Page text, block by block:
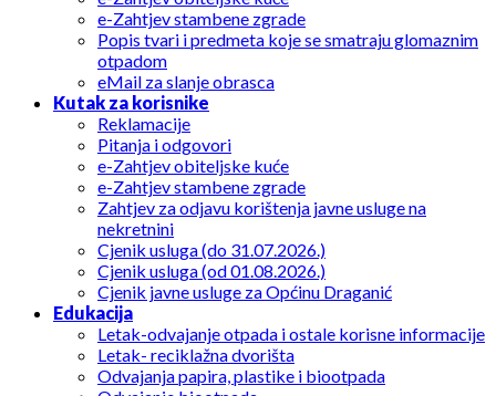
e-Zahtjev stambene zgrade
Popis tvari i predmeta koje se smatraju glomaznim
otpadom
eMail za slanje obrasca
Kutak za korisnike
Reklamacije
Pitanja i odgovori
e-Zahtjev obiteljske kuće
e-Zahtjev stambene zgrade
Zahtjev za odjavu korištenja javne usluge na
nekretnini
Cjenik usluga (do 31.07.2026.)
Cjenik usluga (od 01.08.2026.)
Cjenik javne usluge za Općinu Draganić
Edukacija
Letak-odvajanje otpada i ostale korisne informacije
Letak- reciklažna dvorišta
Odvajanja papira, plastike i biootpada